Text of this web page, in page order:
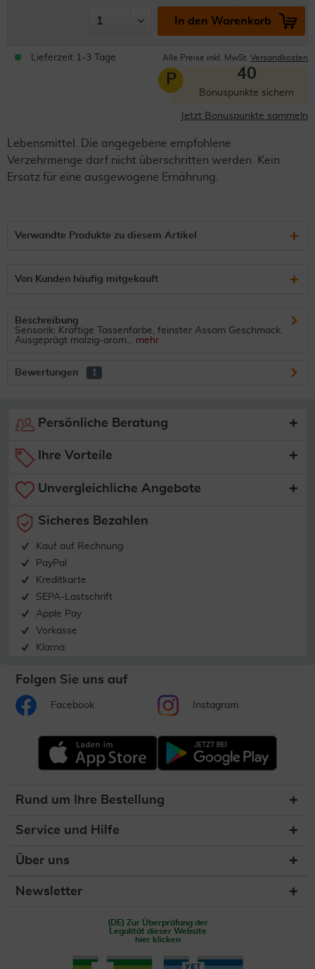
In den Warenkorb
Lieferzeit 1-3 Tage Alle Preise inkl. MwSt. Versandkosten
P 40
Bonuspunkte sichern
Jetzt Bonuspunkte sammeln
Lebensmittel. Die angegebene empfohlene
Verzehrmenge darf nicht überschritten werden. Kein
Ersatz für eine ausgewogene Ernährung.
Verwandte Produkte zu diesem Artikel
Von Kunden häufig mitgekauft
Beschreibung
Sensorik: Kräftige Tassenfarbe, feinster Assam Geschmack.
Ausgeprägt malzig-arom... mehr
Bewertungen 1
Persönliche Beratung
Ihre Vorteile
Unvergleichliche Angebote
Sicheres Bezahlen
Kauf auf Rechnung
PayPal
Kreditkarte
SEPA-Lastschrift
Apple Pay
Vorkasse
Klarna
Folgen Sie uns auf
Facebook Instagram
Rund um Ihre Bestellung
Service und Hilfe
Über uns
Newsletter
(DE) Zur Überprüfung der
Legalität dieser Website
hier klicken